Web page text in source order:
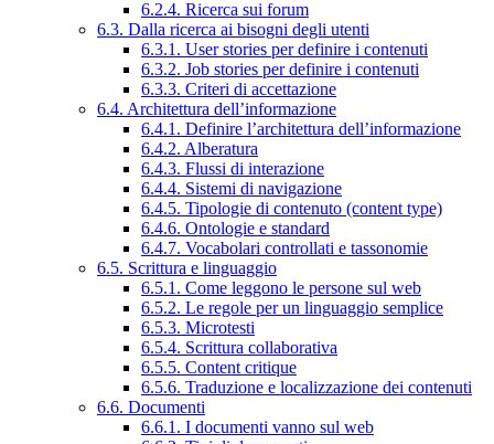
6.2.4. Ricerca sui forum
6.3. Dalla ricerca ai bisogni degli utenti
6.3.1. User stories per definire i contenuti
6.3.2. Job stories per definire i contenuti
6.3.3. Criteri di accettazione
6.4. Architettura dell’informazione
6.4.1. Definire l’architettura dell’informazione
6.4.2. Alberatura
6.4.3. Flussi di interazione
6.4.4. Sistemi di navigazione
6.4.5. Tipologie di contenuto (content type)
6.4.6. Ontologie e standard
6.4.7. Vocabolari controllati e tassonomie
6.5. Scrittura e linguaggio
6.5.1. Come leggono le persone sul web
6.5.2. Le regole per un linguaggio semplice
6.5.3. Microtesti
6.5.4. Scrittura collaborativa
6.5.5. Content critique
6.5.6. Traduzione e localizzazione dei contenuti
6.6. Documenti
6.6.1. I documenti vanno sul web